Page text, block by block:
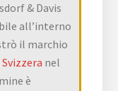
& Davis
all’interno
il marchio
Svizzera nel
è